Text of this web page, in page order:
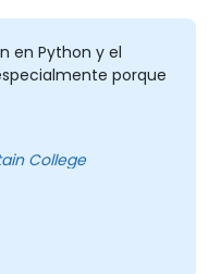
en Python y el
porque
College